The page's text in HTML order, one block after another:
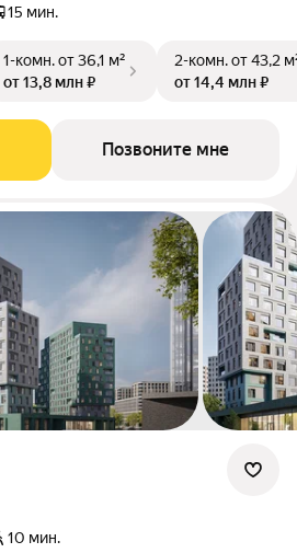
15 мин.
1-комн.от 36,1 м²
от 13,8 млн ₽
2-комн.от 43,2
от 14,4 млн ₽
Позвоните мне
10 мин.